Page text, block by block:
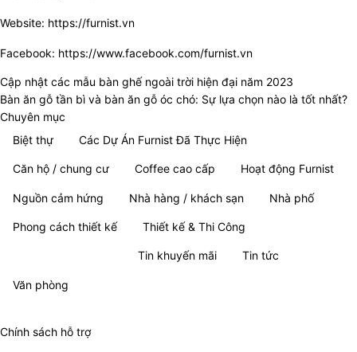
Website: https://furnist.vn
Facebook: https://www.facebook.com/furnist.vn
Cập nhật các mẫu bàn ghế ngoài trời hiện đại năm 2023
Bàn ăn gỗ tần bì và bàn ăn gỗ óc chó: Sự lựa chọn nào là tốt nhất?
Chuyên mục
Biệt thự
Các Dự Án Furnist Đã Thực Hiện
Căn hộ / chung cư Coffee cao cấp Hoạt động Furnist
Nguồn cảm hứng Nhà hàng / khách sạn Nhà phố
Phong cách thiết kế Thiết kế & Thi Công
Tin khuyến mãi Tin tức
Văn phòng
Chính sách hỗ trợ